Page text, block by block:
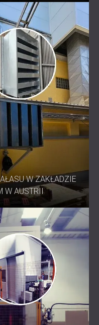
W ZAKŁADZIE
W AUSTRII